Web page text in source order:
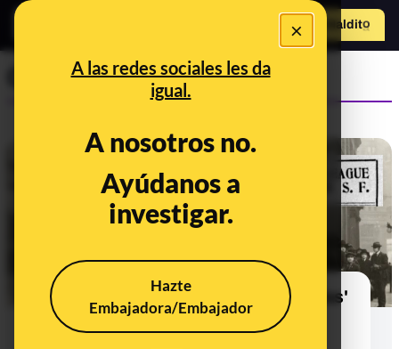
×
A las redes sociales les da
igual.
A nosotros no.
Ayúdanos a
investigar.
Hazte
Embajadora/Embajador
Hazte Maldito
Control del poder
Los bulos de la 'Liga Anti-Mascarillas'
de 1918 que se repiten 100 años